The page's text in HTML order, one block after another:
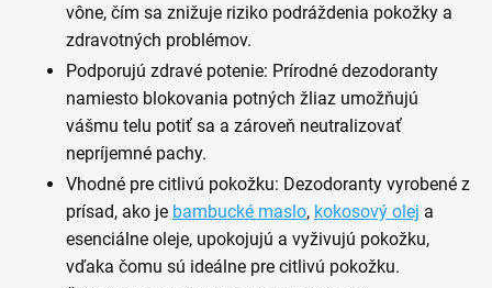
vône, čím sa znižuje riziko podráždenia pokožky a
zdravotných problémov.
Podporujú zdravé potenie: Prírodné dezodoranty
namiesto blokovania potných žliaz umožňujú
vášmu telu potiť sa a zároveň neutralizovať
nepríjemné pachy.
Vhodné pre citlivú pokožku: Dezodoranty vyrobené z
prísad, ako je bambucké maslo, kokosový olej a
esenciálne oleje, upokojujú a vyživujú pokožku,
vďaka čomu sú ideálne pre citlivú pokožku.